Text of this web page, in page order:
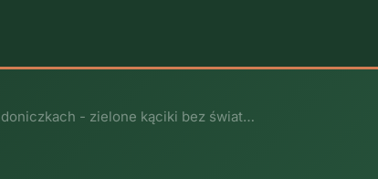
- zielone kąciki bez świat…